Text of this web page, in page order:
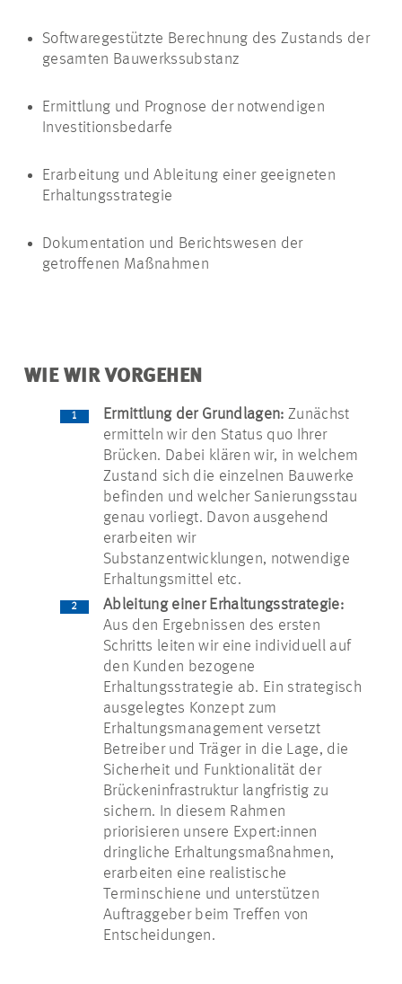
Softwaregestützte Berechnung des Zustands der
gesamten Bauwerkssubstanz
Ermittlung und Prognose der notwendigen
Investitionsbedarfe
Erarbeitung und Ableitung einer geeigneten
Erhaltungsstrategie
Dokumentation und Berichtswesen der
getroffenen Maßnahmen
WIE WIR VORGEHEN
Ermittlung der Grundlagen: Zunächst
ermitteln wir den Status quo Ihrer
Brücken. Dabei klären wir, in welchem
Zustand sich die einzelnen Bauwerke
befinden und welcher Sanierungsstau
genau vorliegt. Davon ausgehend
erarbeiten wir
Substanzentwicklungen, notwendige
Erhaltungsmittel etc.
Ableitung einer Erhaltungsstrategie:
Aus den Ergebnissen des ersten
Schritts leiten wir eine individuell auf
den Kunden bezogene
Erhaltungsstrategie ab. Ein strategisch
ausgelegtes Konzept zum
Erhaltungsmanagement versetzt
Betreiber und Träger in die Lage, die
Sicherheit und Funktionalität der
Brückeninfrastruktur langfristig zu
sichern. In diesem Rahmen
priorisieren unsere Expert:innen
dringliche Erhaltungsmaßnahmen,
erarbeiten eine realistische
Terminschiene und unterstützen
Auftraggeber beim Treffen von
Entscheidungen.